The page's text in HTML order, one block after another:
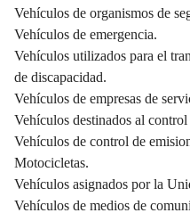
Vehículos de organismos de
Vehículos de emergencia.
Vehículos utilizados para el
de discapacidad.
Vehículos de empresas de
Vehículos destinados al
Vehículos de control de
Motocicletas.
Vehículos asignados por la
Vehículos de medios de